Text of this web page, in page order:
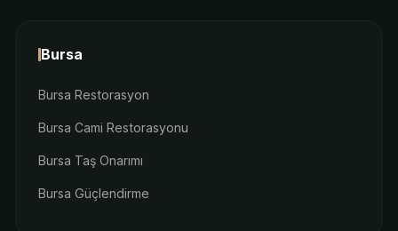
Bursa
Bursa Restorasyon
Bursa Cami Restorasyonu
Bursa Taş Onarımı
Bursa Güçlendirme